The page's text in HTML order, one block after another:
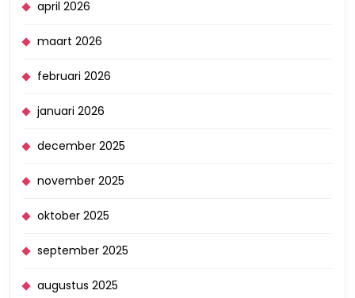
april 2026
maart 2026
februari 2026
januari 2026
december 2025
november 2025
oktober 2025
september 2025
augustus 2025